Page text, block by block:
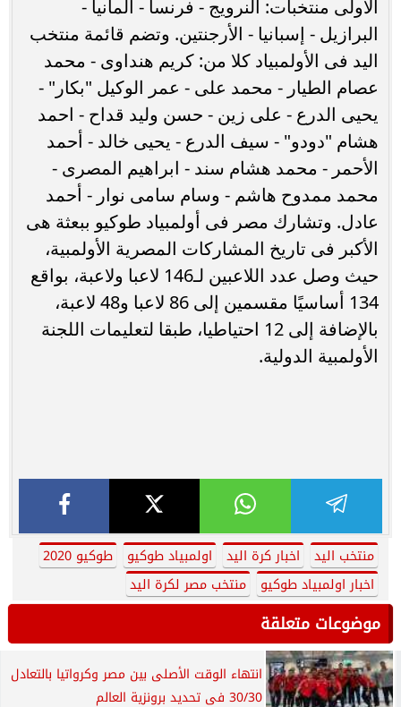
الأولى منتخبات: النرويج - فرنسا - ألمانيا -
البرازيل - إسبانيا - الأرجنتين. وتضم قائمة منتخب
اليد فى الأولمبياد كلا من: كريم هنداوى - محمد
عصام الطيار - محمد على - عمر الوكيل "بكار" -
يحيى الدرع - على زين - حسن وليد قداح - احمد
هشام "دودو" - سيف الدرع - يحيى خالد - أحمد
الأحمر - محمد هشام سند - ابراهيم المصرى -
محمد ممدوح هاشم - وسام سامى نوار - أحمد
عادل. وتشارك مصر فى أولمبياد طوكيو ببعثة هى
الأكبر فى تاريخ المشاركات المصرية الأولمبية،
حيث وصل عدد اللاعبين لـ146 لاعبا ولاعبة، بواقع
134 أساسيًا مقسمين إلى 86 لاعبا و48 لاعبة،
بالإضافة إلى 12 احتياطيا، طبقا لتعليمات اللجنة
الأولمبية الدولية.
منتخب اليد اخبار كرة اليد اولمبياد طوكيو
طوكيو 2020
اخبار اولمبياد طوكيو
منتخب مصر لكرة اليد
موضوعات متعلقة
انتهاء الوقت الأصلى بين مصر وكرواتيا بالتعادل
30/30 فى تحديد برونزية العالم